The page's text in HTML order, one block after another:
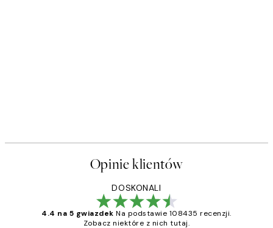
Opinie klientów
DOSKONALI
4.4 na 5 gwiazdek Na podstawie 108435 recenzji.
Zobacz niektóre z nich tutaj.